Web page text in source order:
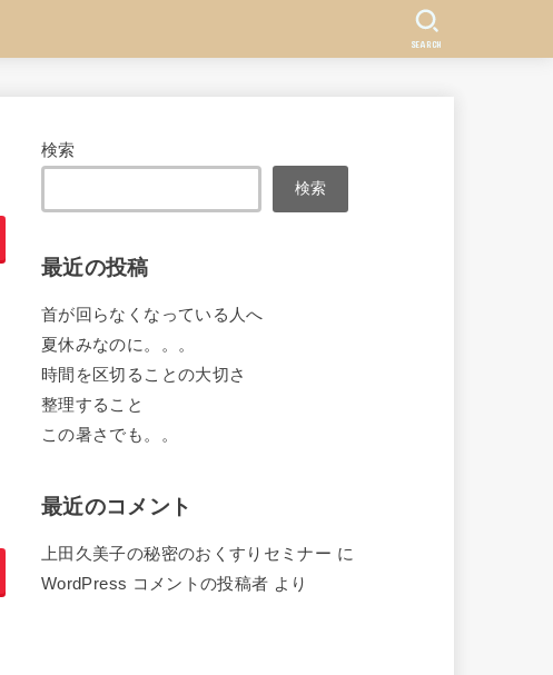
SEARCH
検索
検索
最近の投稿
首が回らなくなっている人へ
夏休みなのに。。。
時間を区切ることの大切さ
整理すること
この暑さでも。。
最近のコメント
上田久美子の秘密のおくすりセミナー に
WordPress コメントの投稿者 より